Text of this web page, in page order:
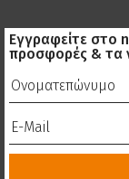
Εγγραφείτε στο
προσφορές & τα